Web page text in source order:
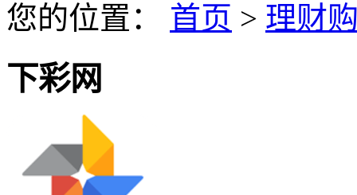
您的位置： 首页 > 理财
下彩网